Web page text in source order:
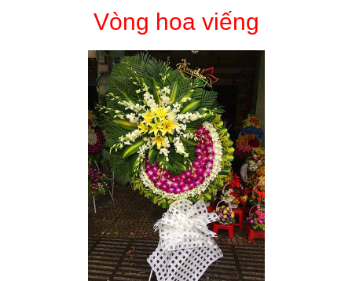
Vòng hoa viếng